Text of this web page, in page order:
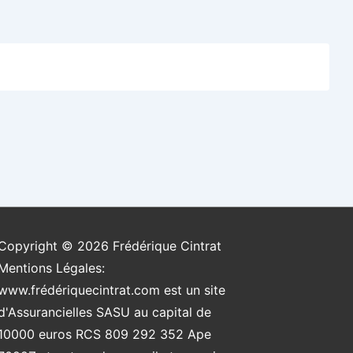
© 2026 Frédérique Cintrat
Légales:
est un site
SASU au capital de
euros RCS 809 292 352 Ape